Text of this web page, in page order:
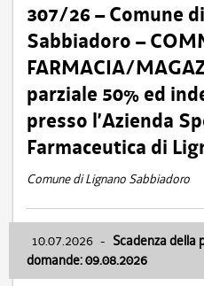
307/26 – Comune
Sabbiadoro –
FARMACIA/
parziale 50% ed
presso l’Azienda
Farmaceutica di
Comune di Lignano Sabbiadoro
10.07.2026 - Scadenza della
domande: 09.08.2026